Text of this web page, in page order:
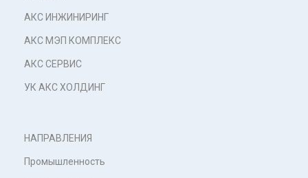
АКС ИНЖИНИРИНГ
АКС МЭП КОМПЛЕКС
АКС СЕРВИС
УК АКС ХОЛДИНГ
НАПРАВЛЕНИЯ
Промышленность